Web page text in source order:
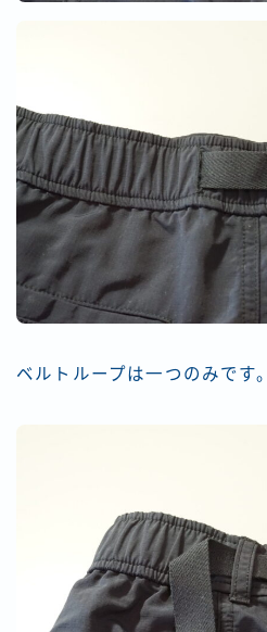
ベルトループは一つのみです。